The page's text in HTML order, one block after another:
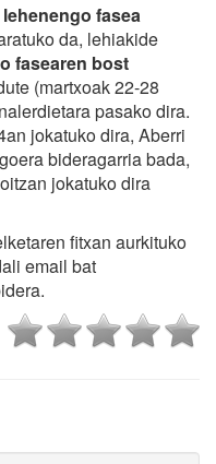
lehenengo fasea
da, lehiakide
fasearen bost
(martxoak 22-28
pasako dira.
jokatuko dira, Aberri
bideragarria bada,
jokatuko dira
fitxan aurkituko
email bat